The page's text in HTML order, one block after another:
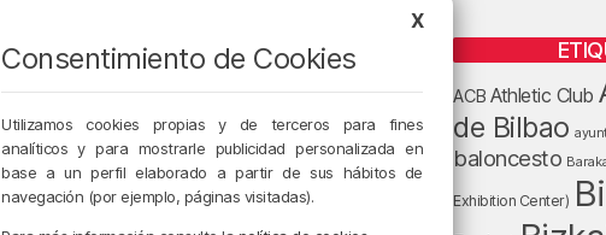
ACB Athletic Club
de Bilbao
baloncesto
Exhibition Center)
X
Consentimiento de Cookies
Utilizamos cookies propias y de terceros para fines
analíticos y para mostrarle publicidad personalizada en
base a un perfil elaborado a partir de sus hábitos de
navegación (por ejemplo, páginas visitadas).